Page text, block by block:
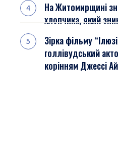
На Житомирщині
хлопчика, який
Зірка фільму
голлівудський
корінням Джессі